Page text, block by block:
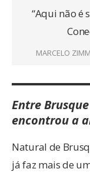
“Aqui não é
MARCELO
Entre
encontrou a
Natural de
já faz mais de